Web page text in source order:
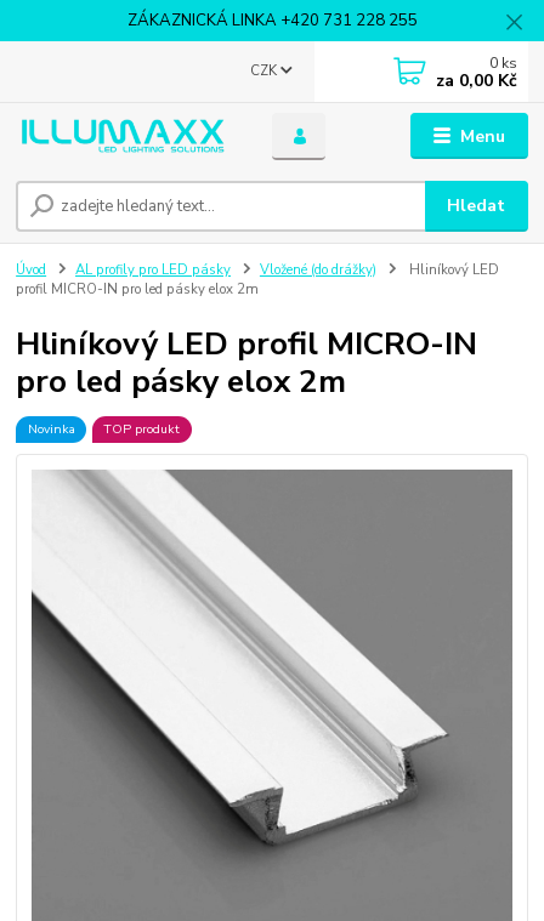
ZÁKAZNICKÁ LINKA +420 731 228 255
Menu
CZK
Hledat
0 ks
za 0,00 Kč
Úvod AL profily pro LED pásky Vložené (do drážky)
Hliníkový LED
profil MICRO-IN pro led pásky elox 2m
Hliníkový LED profil MICRO-IN
pro led pásky elox 2m
Novinka TOP produkt